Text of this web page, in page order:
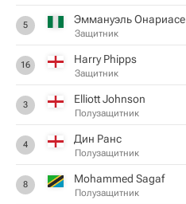
5 Эммануэль Онариасе
Защитник
16 Harry Phipps
Защитник
3 Elliott Johnson
Полузащитник
4 Дин Ранс
Полузащитник
8 Mohammed Sagaf
Полузащитник